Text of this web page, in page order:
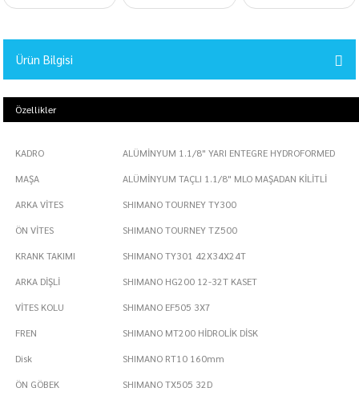
Ürün Bilgisi
Özellikler
KADRO
ALÜMİNYUM 1.1/8" YARI ENTEGRE HYDROFORMED
MAŞA
ALÜMİNYUM TAÇLI 1.1/8" MLO MAŞADAN KİLİTLİ
ARKA VİTES
SHIMANO TOURNEY TY300
ÖN VİTES
SHIMANO TOURNEY TZ500
KRANK TAKIMI
SHIMANO TY301 42X34X24T
ARKA DİŞLİ
SHIMANO HG200 12-32T KASET
VİTES KOLU
SHIMANO EF505 3X7
FREN
SHIMANO MT200 HİDROLİK DİSK
Disk
SHIMANO RT10 160mm
ÖN GÖBEK
SHIMANO TX505 32D